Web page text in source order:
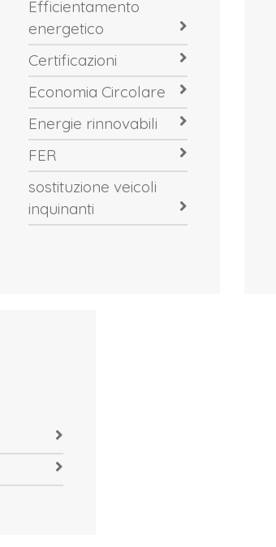
Efficientamento
energetico
Certificazioni
Economia Circolare
Energie rinnovabili
FER
sostituzione veicoli
inquinanti